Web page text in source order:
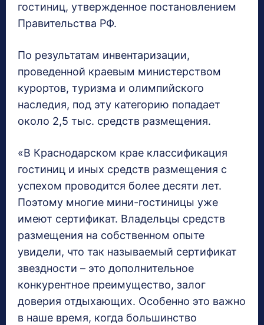
гостиниц, утвержденное постановлением
Правительства РФ.
По результатам инвентаризации,
проведенной краевым министерством
курортов, туризма и олимпийского
наследия, под эту категорию попадает
около 2,5 тыс. средств размещения.
«В Краснодарском крае классификация
гостиниц и иных средств размещения с
успехом проводится более десяти лет.
Поэтому многие мини-гостиницы уже
имеют сертификат. Владельцы средств
размещения на собственном опыте
увидели, что так называемый сертификат
звездности – это дополнительное
конкурентное преимущество, залог
доверия отдыхающих. Особенно это важно
в наше время, когда большинство